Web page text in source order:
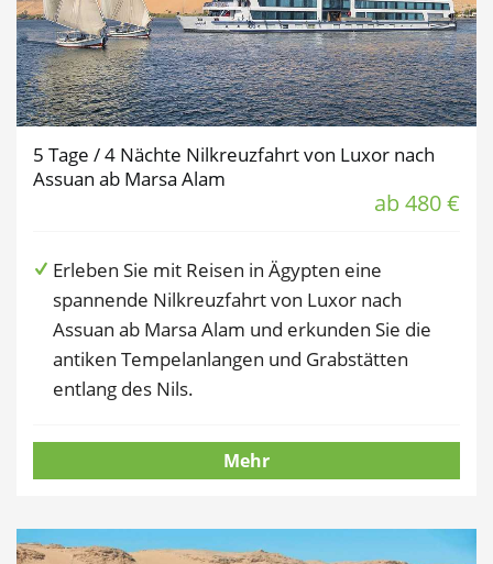
5 Tage / 4 Nächte Nilkreuzfahrt von Luxor nach
Assuan ab Marsa Alam
ab 480 €
Erleben Sie mit Reisen in Ägypten eine
spannende Nilkreuzfahrt von Luxor nach
Assuan ab Marsa Alam und erkunden Sie die
antiken Tempelanlangen und Grabstätten
entlang des Nils.
Mehr